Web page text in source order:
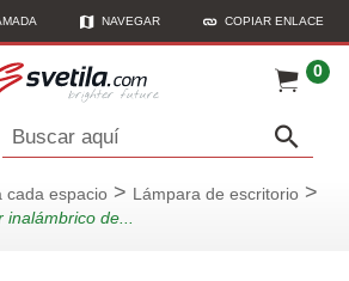
NAVEGAR COPIAR ENLACE
0
Buscar aquí
cada espacio > Lámpara de escritorio >
de...